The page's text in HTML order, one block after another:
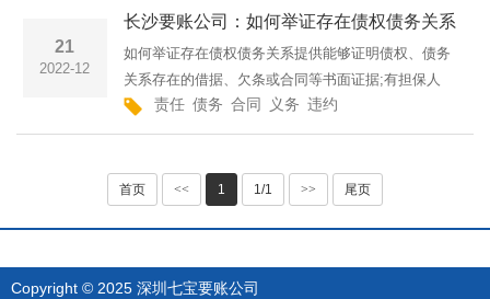
21
2022-12
长沙要账公司：如何举证存在债权债务关系
如何举证存在债权债务关系提供能够证明债权、债务
关系存在的借据、欠条或合同等书面证据;有担保人
的,应提供担保人发具体信息;有抵押物的.应提供抵押
物的名称、数量、价款数额、存放地点和保管人的姓
责任 债务 合同 义务 违约
首页 << 1 1/1 >> 尾页
Copyright © 2025 深圳七宝要账公司